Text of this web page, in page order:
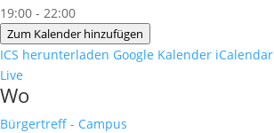
19:00 - 22:00
Zum Kalender hinzufügen
ICS herunterladen Google Kalender iCalendar
Live
Wo
Bürgertreff - Campus